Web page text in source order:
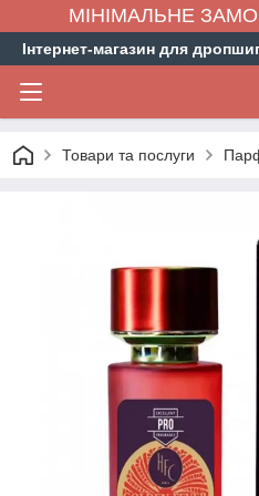
МІНІМАЛЬНЕ
Інтернет-магазин для
Товари та послуги